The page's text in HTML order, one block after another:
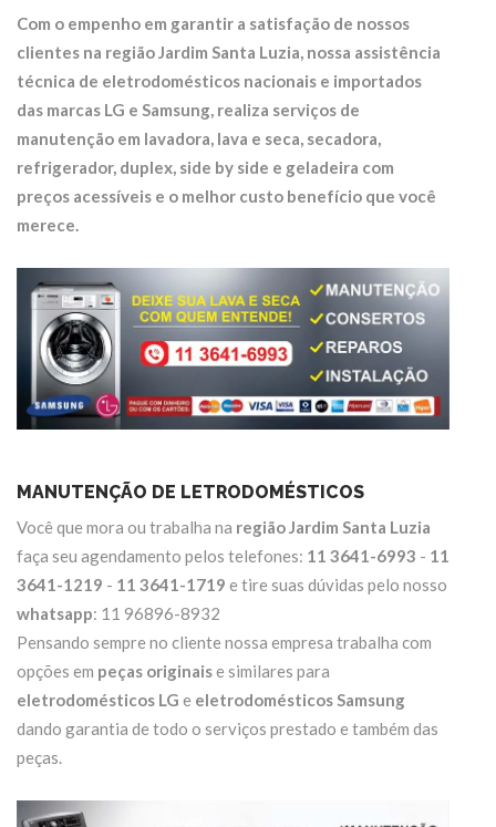
Com o empenho em garantir a satisfação de nossos
clientes na regiãoJardim Santa Luzia, nossa assistência
técnica de eletrodomésticos nacionais e importados
das marcas LG e Samsung, realiza serviços de
manutenção em lavadora, lava e seca, secadora,
refrigerador, duplex, side by side e geladeira com
preços acessíveis e o melhor custo benefício que você
merece.
MANUTENÇÃO DE LETRODOMÉSTICOS
Você que mora ou trabalha na região Jardim Santa Luzia
faça seu agendamento pelos telefones: 11 3641-6993 - 11
3641-1219 - 11 3641-1719 e tire suas dúvidas pelo nosso
whatsapp: 11 96896-8932
Pensando sempre no cliente nossa empresa trabalha com
opções em peças originaise similares para
eletrodomésticos LG e eletrodomésticos Samsung
dando garantia de todo o serviços prestado e também das
peças.